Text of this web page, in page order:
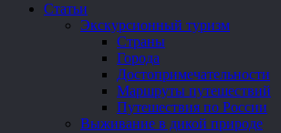
Статьи
Экскурсионный туризм
Страны
Города
Достопримечательности
Маршруты путешествий
Путешествия по России
Выживание в дикой природе